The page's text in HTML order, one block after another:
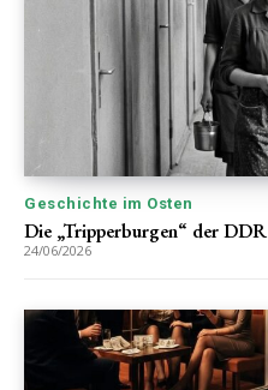
Geschichte im Osten
Die „Tripperburgen“ der DDR
24/06/2026